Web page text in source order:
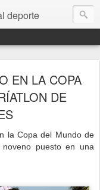
deporte
EN LA COPA
DE
la Copa del Mundo de
noveno puesto en una